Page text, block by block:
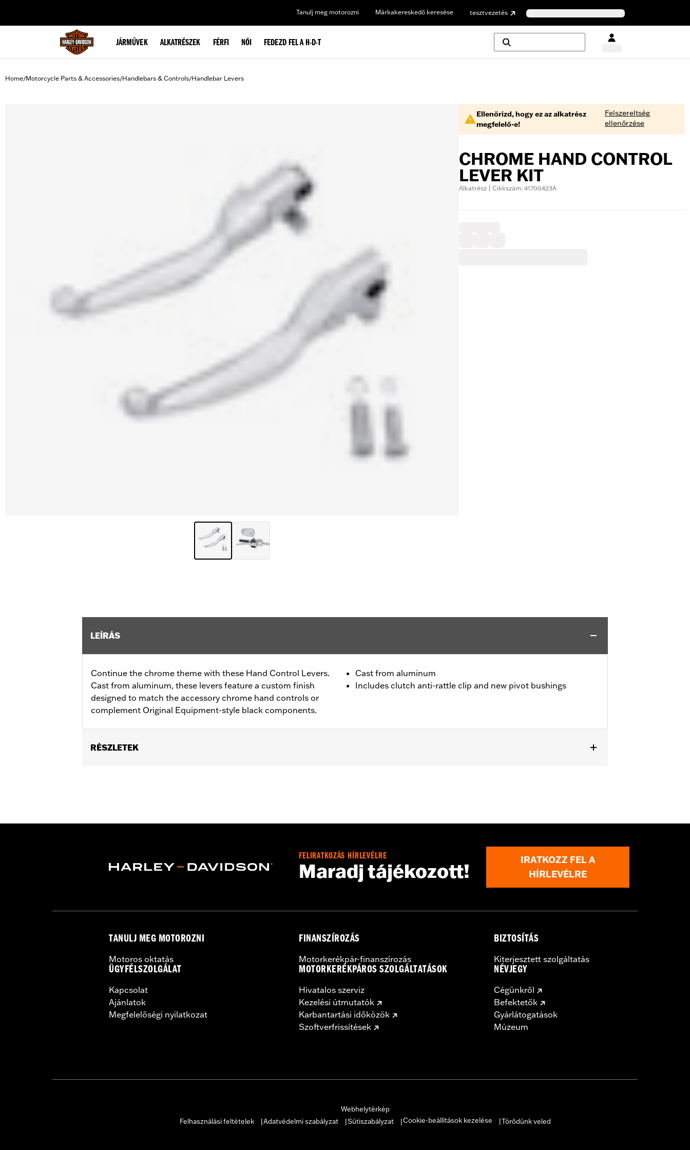
Tanulj meg motorozni Márkakereskedő keresése tesztvezetés
JÁRMŰVEK ALKATRÉSZEK FÉRFI NŐI FEDEZD FEL A H-D-T
Home/Motorcycle Parts & Accessories/Handlebars & Controls/Handlebar Levers
Ellenőrizd, hogy ez az alkatrész
megfelelő-e!
Felszereltség
ellenőrzése
CHROME HAND CONTROL
LEVER KIT
Alkatrész | Cikkszám: 41700423A
LEÍRÁS
Continue the chrome theme with these Hand Control Levers.
Cast from aluminum, these levers feature a custom finish
designed to match the accessory chrome hand controls or
complement Original Equipment-style black components.
Cast from aluminum
Includes clutch anti-rattle clip and new pivot bushings
RÉSZLETEK
In the Box:Brake & clutch levers, clutch anti-rattle clip, new pivot bushing
FELIRATKOZÁS HÍRLEVÉLRE
Maradj tájékozott!
IRATKOZZ FEL A
HÍRLEVÉLRE
TANULJ MEG MOTOROZNI
Motoros oktatás
ÜGYFÉLSZOLGÁLAT
Kapcsolat
Ajánlatok
Megfelelőségi nyilatkozat
FINANSZÍROZÁS
Motorkerékpár-finanszírozás
MOTORKERÉKPÁROS SZOLGÁLTATÁSOK
Hivatalos szerviz
Kezelési útmutatók
Karbantartási időközök
Szoftverfrissítések
BIZTOSÍTÁS
Kiterjesztett szolgáltatás
NÉVJEGY
Cégünkről
Befektetők
Gyárlátogatások
Múzeum
Webhelytérkép
Felhasználási feltételek
Adatvédelmi szabályzat Sütiszabályzat Cookie-beállítások kezelése Törődünk veled